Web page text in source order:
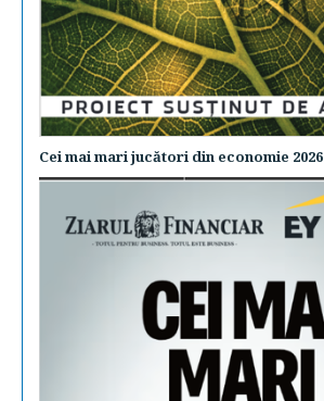
Cei mai mari jucători din economie 2026